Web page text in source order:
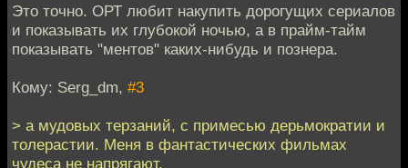
Это точно. ОРТ любит накупить дорогущих сериалов
и показывать их глубокой ночью, а в прайм-тайм
показывать "ментов" каких-нибудь и познера.
Кому: Serg_dm, #3
> а мудовых терзаний, с примесью дерьмократии и
толерастии. Меня в фантастических фильмах
чудеса не напрягают.